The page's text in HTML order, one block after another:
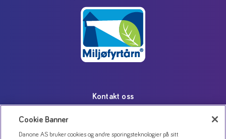
Kontakt oss
Cookie Banner
Danone AS bruker cookies og andre sporingsteknologier på sitt